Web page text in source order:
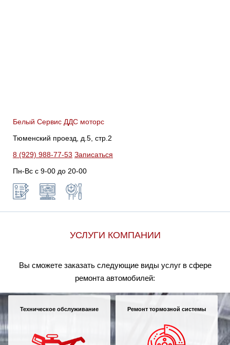
Белый Сервис ДДС моторс
Тюменский проезд, д.5, стр.2
8 (929) 988-77-53 Записаться
Пн-Вс c 9-00 до 20-00
УСЛУГИ КОМПАНИИ
Вы сможете заказать следующие виды услуг в сфере
ремонта автомобилей:
Техническое обслуживание Ремонт тормозной системы